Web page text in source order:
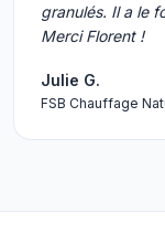
granulés. Il a le
Merci Florent !
Julie G.
FSB Chauffage